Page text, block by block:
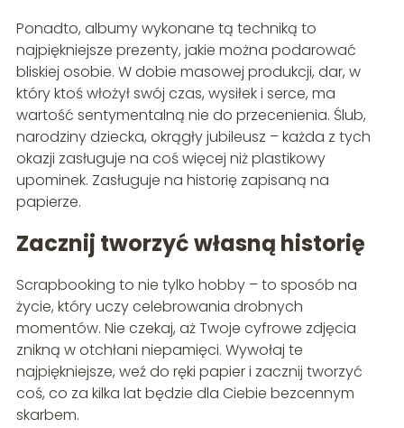
Ponadto, albumy wykonane tą techniką to
najpiękniejsze prezenty, jakie można podarować
bliskiej osobie. W dobie masowej produkcji, dar, w
który ktoś włożył swój czas, wysiłek i serce, ma
wartość sentymentalną nie do przecenienia. Ślub,
narodziny dziecka, okrągły jubileusz – każda z tych
okazji zasługuje na coś więcej niż plastikowy
upominek. Zasługuje na historię zapisaną na
papierze.
Zacznij tworzyć własną historię
Scrapbooking to nie tylko hobby – to sposób na
życie, który uczy celebrowania drobnych
momentów. Nie czekaj, aż Twoje cyfrowe zdjęcia
znikną w otchłani niepamięci. Wywołaj te
najpiękniejsze, weź do ręki papier i zacznij tworzyć
coś, co za kilka lat będzie dla Ciebie bezcennym
skarbem.